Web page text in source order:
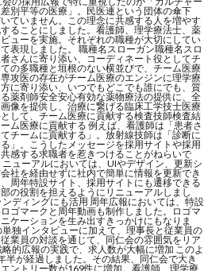
別平等の医療」。民医連という団体の傘下
ていません。この理念に共感する人を増やす
ることにしました。看護師、理学療法士、薬
ューを実施。それぞれの職種が大切にしてい
表現しました。 職種名スローガン職種名スロ
さんに寄り添い、コーディネート役としてチ
の多職種と垣根のない横並びで、チーム医療
攻医の存在がチーム医療のエンジンに理学療
に寄り添い、いつでもどこでも誰にでも、質
薬剤師安全安心有効な薬物療法の提供に、全
像を提供し、治療に繋げる臨床工学技士医療
して、チーム医療に貢献する検査技師検査結
ム医療に貢献する 例えば、看護師は「患者さ
チームに貢献する」。放射線技師は「診断に
」。こうしたメッセージを採用サイトや採用
感する求職者を惹きつけることがねらいで
ューアルにおいては、UIやデザイン、更新シ
社を経由せずに社内で簡単に情報を更新でき
周年特設サイト、採用サイトにも遷移できる
の役割を担えるようにリニューアルしまし
ディングにも活用 周年広報においては、特設
ゴマークと周年動画も制作しました。ロゴマ
ケーションを生み出すきっかけにもなりま
独インタビューに加えて、理事長と従業員の
業員の対談を通じて、同仁会の雰囲気をリア
的広報の実践で、求人数が大幅に増加 このよ
半が経過しました。その結果、同仁会で大き
ントリー数が169件に増加。看護師、理学療